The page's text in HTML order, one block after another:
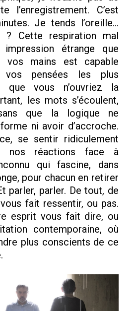
l’enregistrement. C’est
Je tends l’oreille…
? Cette respiration mal
étrange que
vos mains est capable
vos pensées les plus
que vous n’ouvriez la
les mots s’écoulent,
que la logique ne
ni avoir d’accroche.
se sentir ridiculement
nos réactions face à
qui fascine, dans
pour chacun en retirer
parler, parler. De tout, de
fait ressentir, ou pas.
esprit vous fait dire, ou
contemporaine, où
plus conscients de ce